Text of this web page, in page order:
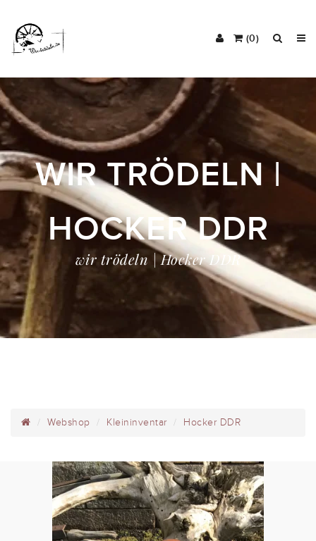
(0)
WIR TRÖDELN |
HOCKER DDR
wir trödeln | Hocker DDR
Webshop Kleininventar Hocker DDR